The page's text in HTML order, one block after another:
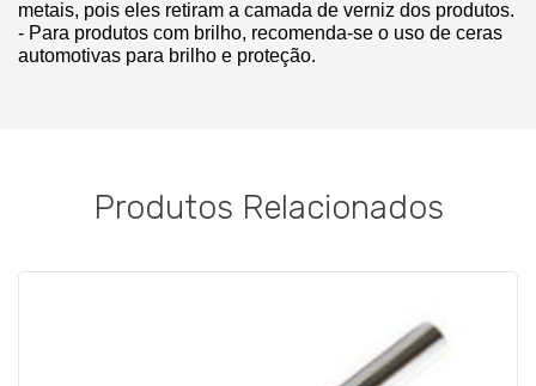
metais, pois eles retiram a camada de verniz dos produtos.
- Para produtos com brilho, recomenda-se o uso de ceras
automotivas para brilho e proteção.
Produtos Relacionados